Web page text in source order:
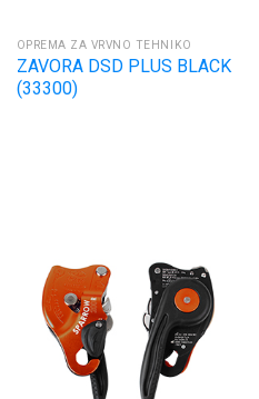
OPREMA ZA VRVNO TEHNIKO
ZAVORA DSD PLUS BLACK
(33300)